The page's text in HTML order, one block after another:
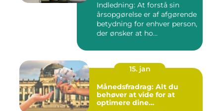
Indledning: At forstå sin
årsopgørelse er af afgørende
betydning for enhver person,
der ønsker at ho...
15. jan
Månedsfradrag: Alt du
behøver at vide for at
optimere dine